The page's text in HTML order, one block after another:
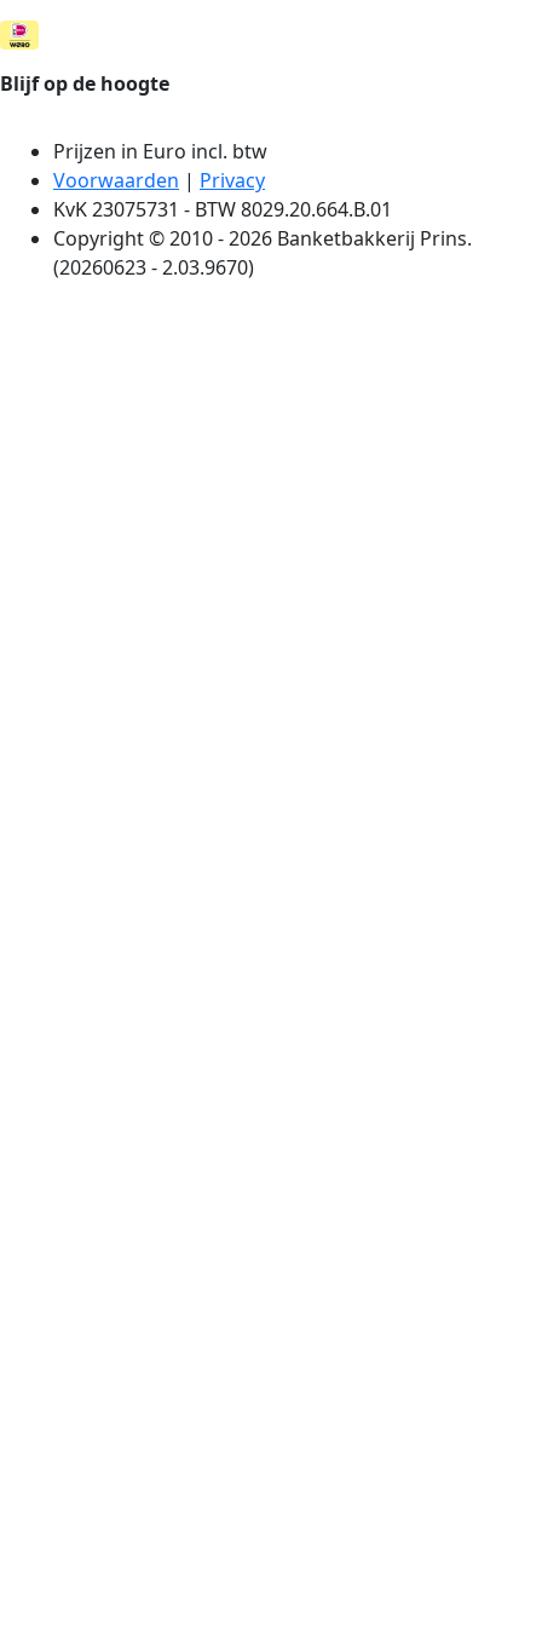
Blijf op de hoogte
Prijzen in Euro incl. btw
Voorwaarden | Privacy
KvK 23075731 - BTW 8029.20.664.B.01
Copyright © 2010 - 2026 Banketbakkerij Prins.
(20260623 - 2.03.9670)